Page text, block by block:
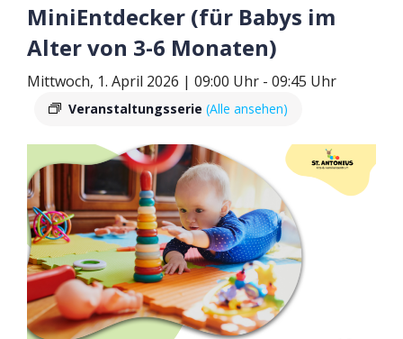
MiniEntdecker (für Babys im
Alter von 3-6 Monaten)
Mittwoch, 1. April 2026 | 09:00 Uhr - 09:45 Uhr
Veranstaltungsserie (Alle ansehen)